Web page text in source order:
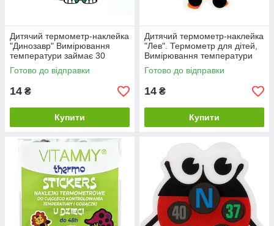
Дитячий термометр-наклейка
"Динозавр" Вимірювання
температури займає 30
секунд
Готово до відправки
14 ₴
Купити
Дитячий термометр-наклейка
"Лев". Термометр для дітей,
Вимірювання температури
займає 30 секунд
Готово до відправки
14 ₴
Купити